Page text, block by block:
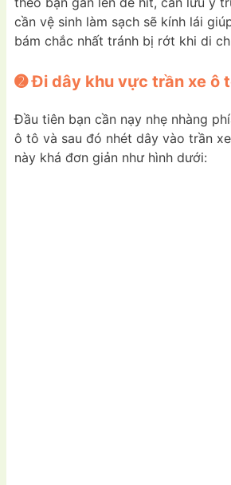
cần vệ sinh làm sạch sẽ kính lái
bám chắc nhất tránh bị rớt khi di
➋ Đi dây khu vực trần xe ô
Đầu tiên bạn cần nạy nhẹ nhàng
ô tô và sau đó nhét dây vào trần
này khá đơn giản như hình dưới: